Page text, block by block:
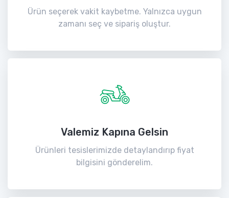
Ürün seçerek vakit kaybetme. Yalnızca uygun
zamanı seç ve sipariş oluştur.
Valemiz Kapına Gelsin
Ürünleri tesislerimizde detaylandırıp fiyat
bilgisini gönderelim.